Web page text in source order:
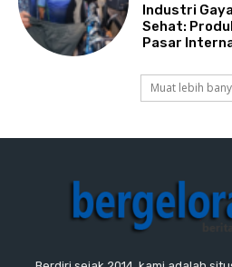
Industri
Sehat:
Pasar
Muat lebih